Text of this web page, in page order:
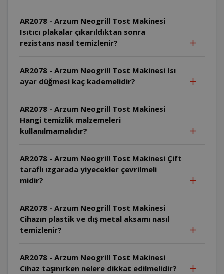
AR2078 - Arzum Neogrill Tost Makinesi
Isıtıcı plakalar çıkarıldıktan sonra
rezistans nasıl temizlenir?
AR2078 - Arzum Neogrill Tost Makinesi Isı
ayar düğmesi kaç kademelidir?
AR2078 - Arzum Neogrill Tost Makinesi
Hangi temizlik malzemeleri
kullanılmamalıdır?
AR2078 - Arzum Neogrill Tost Makinesi Çift
taraflı ızgarada yiyecekler çevrilmeli
midir?
AR2078 - Arzum Neogrill Tost Makinesi
Cihazın plastik ve dış metal aksamı nasıl
temizlenir?
AR2078 - Arzum Neogrill Tost Makinesi
Cihaz taşınırken nelere dikkat edilmelidir?